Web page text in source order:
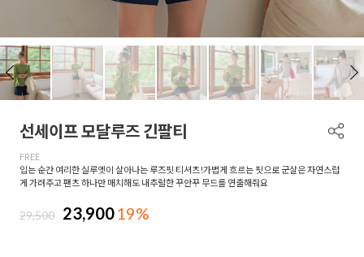
선세이프 모달루즈 긴팔티
FREE
입는 순간 여리한 실루엣이 살아나는 루즈핏 티셔츠!가볍게 흐르는 핏으로 군살은 자연스럽
게 가려주고 팬츠 하나만 매치해도 내추럴한 꾸안꾸 무드를 연출해줘요
29,500 23,90019%